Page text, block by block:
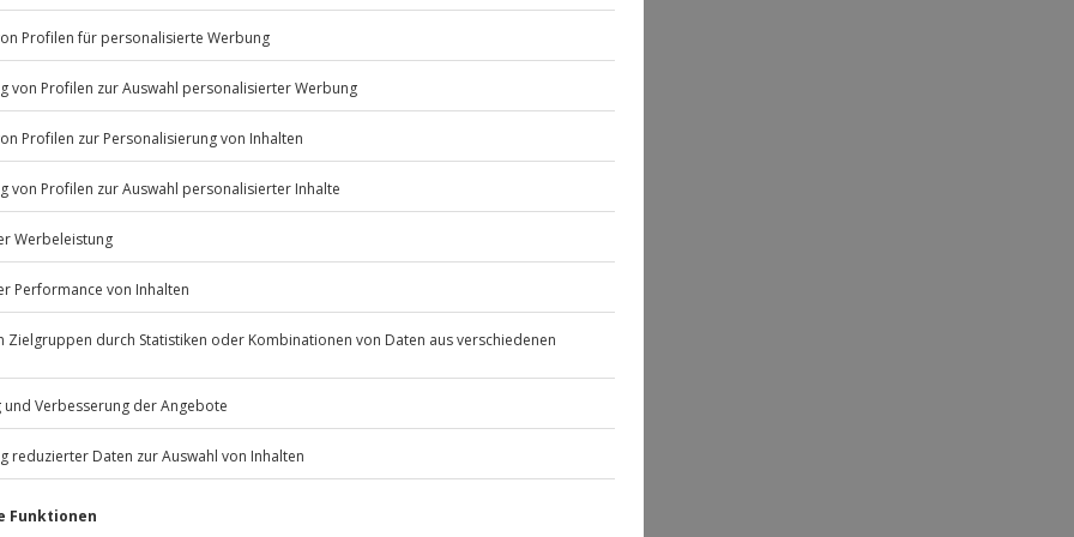
edle Tropfen Menschen
Listenansicht
Jochen SchweizerGmbH
81671 München
außer an bundesweiten